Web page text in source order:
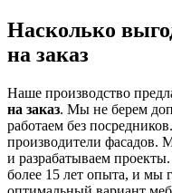
Насколько
на заказ
Наше производство
на заказ. Мы не берем
работаем без
производители фасадов.
и разрабатываем
более 15 лет опыта, и мы